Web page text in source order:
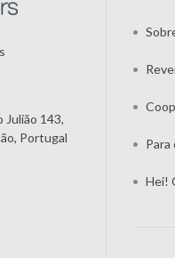
Julião 143,
Portugal
Hei!